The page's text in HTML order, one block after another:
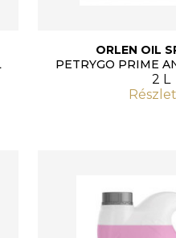
ORLEN OIL
PETRYGO PRIME
2 L